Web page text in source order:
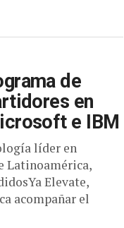
de
en
e IBM
líder en
Latinoamérica,
Elevate,
acompañar el